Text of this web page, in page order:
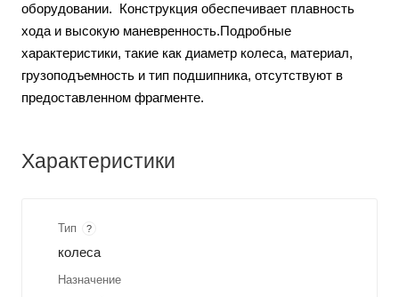
оборудовании. Конструкция обеспечивает плавность
хода и высокую маневренность.Подробные
характеристики, такие как диаметр колеса, материал,
грузоподъемность и тип подшипника, отсутствуют в
предоставленном фрагменте.
Характеристики
Тип ?
колеса
Назначение